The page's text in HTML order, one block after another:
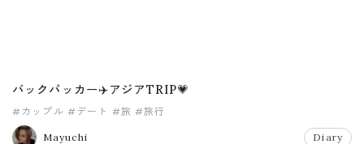
バックパッカー✈️アジアTRIP💗
#カップル #デート #旅 #旅行
Mayuchi Diary